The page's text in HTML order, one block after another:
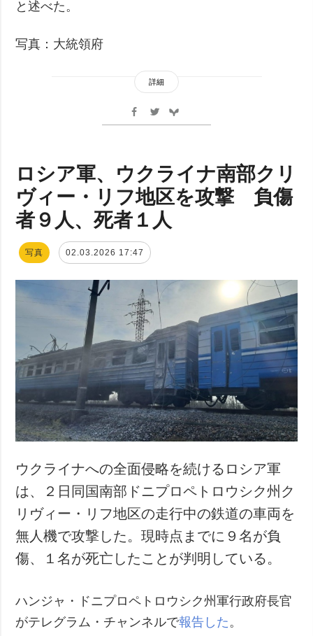
と述べた。
写真：大統領府
詳細
ロシア軍、ウクライナ南部クリ
ヴィー・リフ地区を攻撃 負傷
者９人、死者１人
写真 02.03.2026 17:47
ウクライナへの全面侵略を続けるロシア軍
は、２日同国南部ドニプロペトロウシク州ク
リヴィー・リフ地区の走行中の鉄道の車両を
無人機で攻撃した。現時点までに９名が負
傷、１名が死亡したことが判明している。
ハンジャ・ドニプロペトロウシク州軍行政府長官
がテレグラム・チャンネルで報告した 。